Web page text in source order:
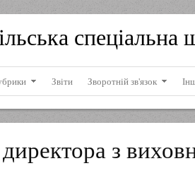
спеціальна
Звіти Зворотній зв'язок
з